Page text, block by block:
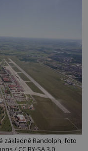
základně Randolph, foto
/ CC BY-SA 3.0